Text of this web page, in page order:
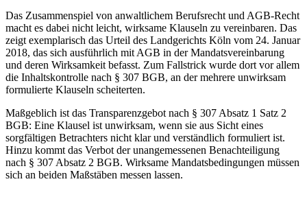
Das Zusammenspiel von anwaltlichem Berufsrecht und AGB-Recht
macht es dabei nicht leicht, wirksame Klauseln zu vereinbaren. Das
zeigt exemplarisch das Urteil des Landgerichts Köln vom 24. Januar
2018, das sich ausführlich mit AGB in der Mandatsvereinbarung
und deren Wirksamkeit befasst. Zum Fallstrick wurde dort vor allem
die Inhaltskontrolle nach § 307 BGB, an der mehrere unwirksam
formulierte Klauseln scheiterten.
Maßgeblich ist das Transparenzgebot nach § 307 Absatz 1 Satz 2
BGB: Eine Klausel ist unwirksam, wenn sie aus Sicht eines
sorgfältigen Betrachters nicht klar und verständlich formuliert ist.
Hinzu kommt das Verbot der unangemessenen Benachteiligung
nach § 307 Absatz 2 BGB. Wirksame Mandatsbedingungen müssen
sich an beiden Maßstäben messen lassen.